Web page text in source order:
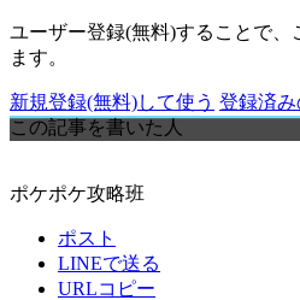
ユーザー登録(無料)することで、
ます。
新規登録(無料)して使う 登録済
この記事を書いた人
ポケポケ攻略班
ポスト
LINEで送る
URLコピー